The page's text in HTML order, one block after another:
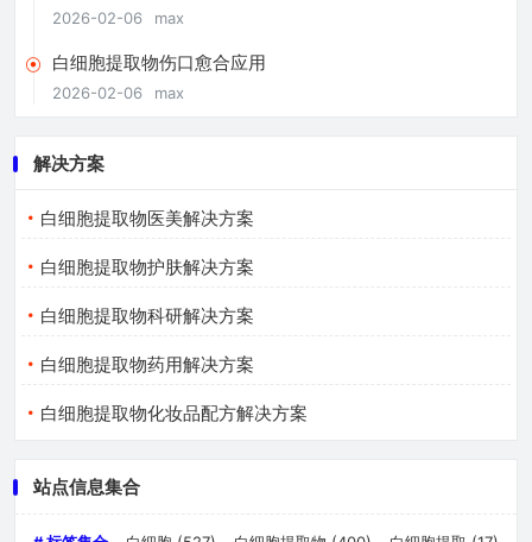
2026-02-06 max
白细胞提取物伤口愈合应用
2026-02-06 max
解决方案
白细胞提取物医美解决方案
白细胞提取物护肤解决方案
白细胞提取物科研解决方案
白细胞提取物药用解决方案
白细胞提取物化妆品配方解决方案
站点信息集合